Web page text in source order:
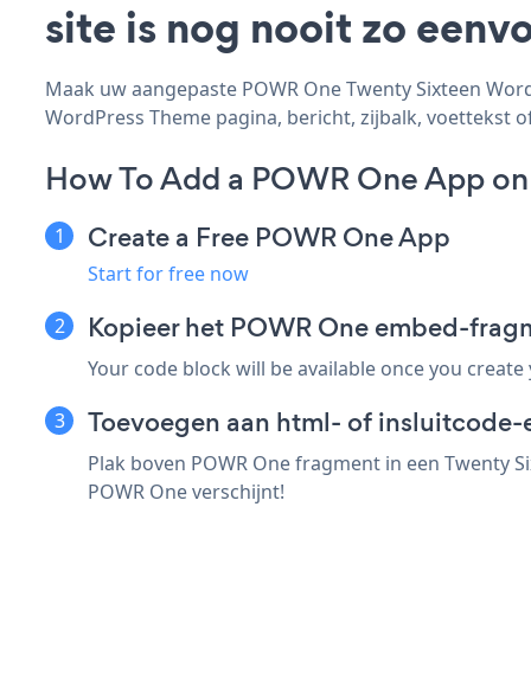
site is nog nooit zo
Maak uw aangepaste POWR One Twenty Sixteen
WordPress Theme pagina, bericht, zijbalk, voettekst
How To Add a POWR One App
Create a Free POWR One App
Start for free now
Kopieer het POWR One embed-
Your code block will be available once you
Toevoegen aan html- of
Plak boven POWR One fragment in een Twenty
POWR One verschijnt!